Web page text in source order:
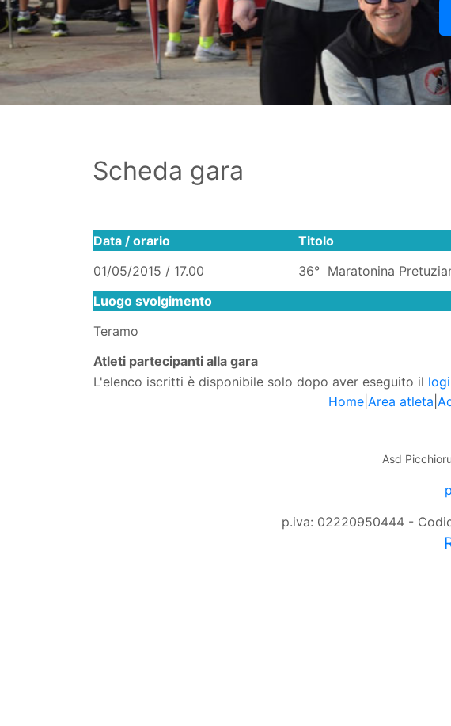
Scheda gara
Data / orario Titolo
01/05/2015 / 17.00
36° Maratonina
Luogo svolgimento
Teramo
Atleti partecipanti alla gara
L'elenco iscritti è disponibile solo dopo aver eseguito il
Home Area atleta
Asd
p.iva: 02220950444 -